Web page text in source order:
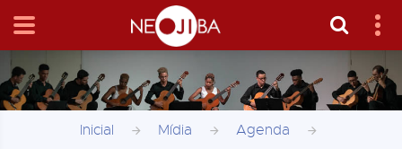
Inicial Mídia Agenda